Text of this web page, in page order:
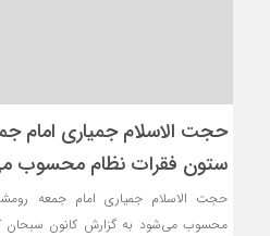
حجت الاسلام جمیاری امام
ستون فقرات نظام محسوب
حجت الاسلام جمیاری امام جمعه
محسوب می‌شود به گزارش کانون